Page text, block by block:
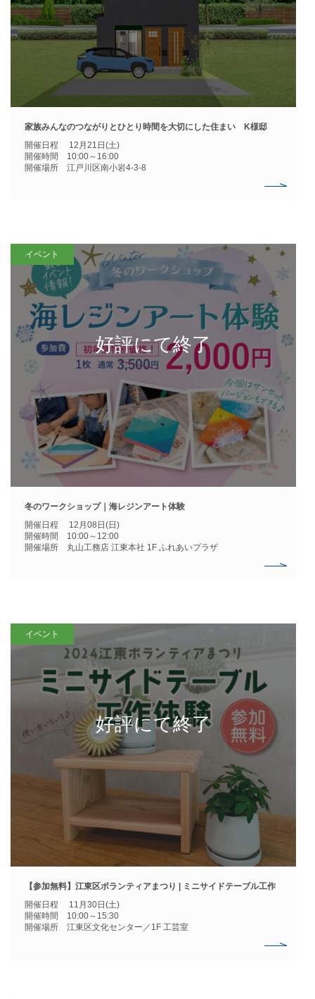
家族みんなのつながりとひとり時間を大切にした住まい K様邸
開催日程 12月21日(土)
開催時間 10:00～16:00
開催場所 江戸川区南小岩4-3-8
イベント
冬のワークショップ｜海レジンアート体験
開催日程 12月08日(日)
開催時間 10:00～12:00
開催場所 丸山工務店 江東本社 1F ふれあいプラザ
イベント
【参加無料】江東区ボランティアまつり | ミニサイドテーブル工作
開催日程 11月30日(土)
開催時間 10:00～15:30
開催場所 江東区文化センター／1F 工芸室